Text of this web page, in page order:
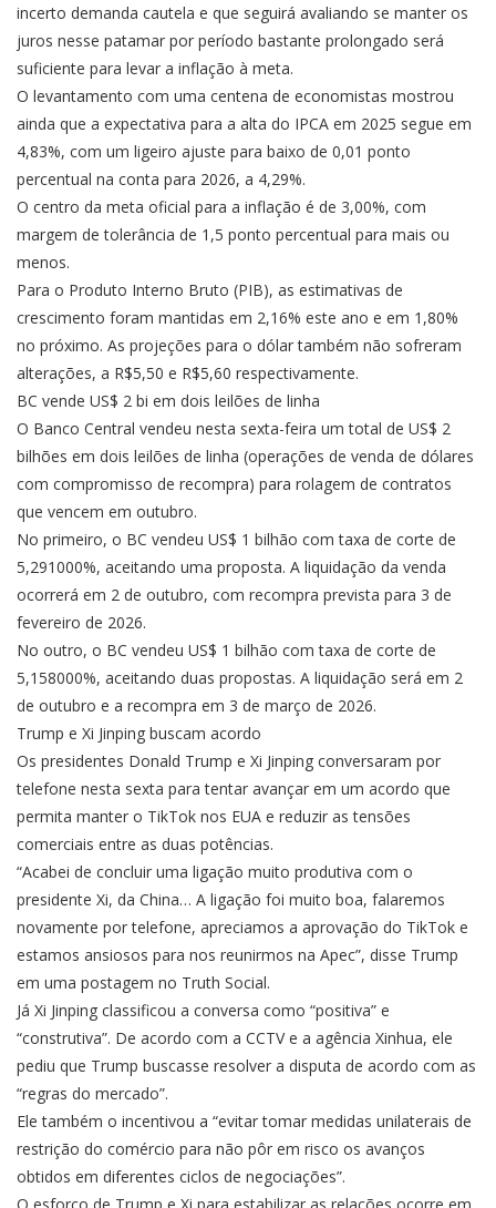
incerto demanda cautela e que seguirá avaliando se manter os
juros nesse patamar por período bastante prolongado será
suficiente para levar a inflação à meta.
O levantamento com uma centena de economistas mostrou
ainda que a expectativa para a alta do IPCA em 2025 segue em
4,83%, com um ligeiro ajuste para baixo de 0,01 ponto
percentual na conta para 2026, a 4,29%.
O centro da meta oficial para a inflação é de 3,00%, com
margem de tolerância de 1,5 ponto percentual para mais ou
menos.
Para o Produto Interno Bruto (PIB), as estimativas de
crescimento foram mantidas em 2,16% este ano e em 1,80%
no próximo. As projeções para o dólar também não sofreram
alterações, a R$5,50 e R$5,60 respectivamente.
BC vende US$ 2 bi em dois leilões de linha
O Banco Central vendeu nesta sexta-feira um total de US$ 2
bilhões em dois leilões de linha (operações de venda de dólares
com compromisso de recompra) para rolagem de contratos
que vencem em outubro.
No primeiro, o BC vendeu US$ 1 bilhão com taxa de corte de
5,291000%, aceitando uma proposta. A liquidação da venda
ocorrerá em 2 de outubro, com recompra prevista para 3 de
fevereiro de 2026.
No outro, o BC vendeu US$ 1 bilhão com taxa de corte de
5,158000%, aceitando duas propostas. A liquidação será em 2
de outubro e a recompra em 3 de março de 2026.
Trump e Xi Jinping buscam acordo
Os presidentes Donald Trump e Xi Jinping conversaram por
telefone nesta sexta para tentar avançar em um acordo que
permita manter o TikTok nos EUA e reduzir as tensões
comerciais entre as duas potências.
“Acabei de concluir uma ligação muito produtiva com o
presidente Xi, da China… A ligação foi muito boa, falaremos
novamente por telefone, apreciamos a aprovação do TikTok e
estamos ansiosos para nos reunirmos na Apec”, disse Trump
em uma postagem no Truth Social.
Já Xi Jinping classificou a conversa como “positiva” e
“construtiva”. De acordo com a CCTV e a agência Xinhua, ele
pediu que Trump buscasse resolver a disputa de acordo com as
“regras do mercado”.
Ele também o incentivou a “evitar tomar medidas unilaterais de
restrição do comércio para não pôr em risco os avanços
obtidos em diferentes ciclos de negociações”.
O esforço de Trump e Xi para estabilizar as relações ocorre em